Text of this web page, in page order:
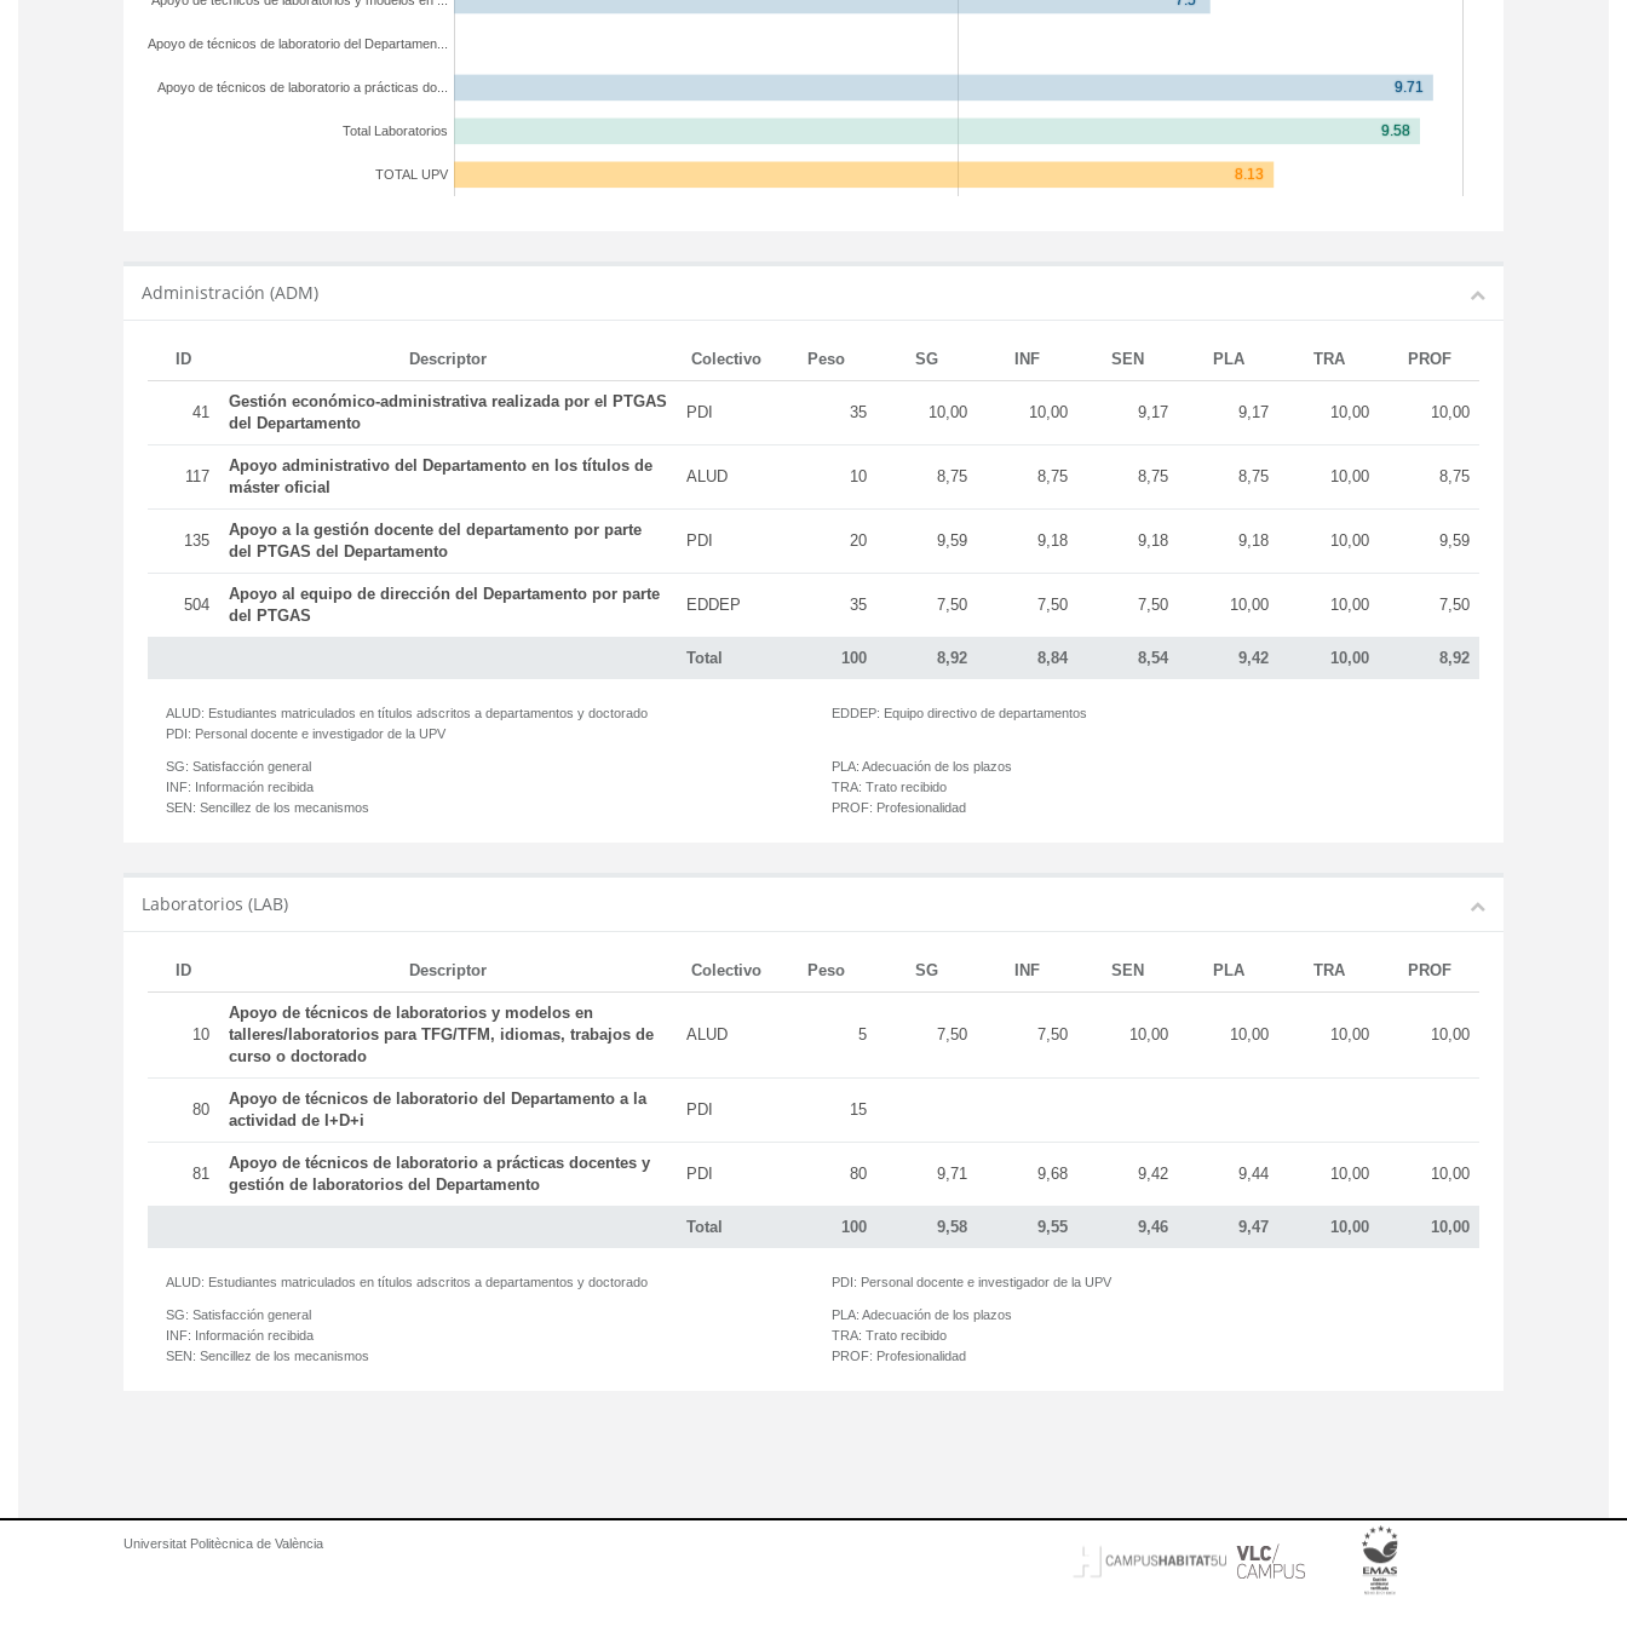
TOTAL UPV
Total Laboratorios
Apoyo de técnicos de laboratorio a prácticas do...
Apoyo de técnicos de laboratorio del Departamen...
Administración (ADM)
ID Descriptor Colectivo Peso SG INF SEN PLA TRA PROF
Total 100 8,92 8,84 8,54 9,42 10,00 8,92
41
Gestión económico-administrativa realizada por el PTGAS
del Departamento
PDI 35 10,00 10,00 9,17 9,17 10,00 10,00
117
Apoyo administrativo del Departamento en los títulos de
máster oficial
ALUD 10 8,75 8,75 8,75 8,75 10,00 8,75
135
Apoyo a la gestión docente del departamento por parte
del PTGAS del Departamento
PDI 20 9,59 9,18 9,18 9,18 10,00 9,59
504
Apoyo al equipo de dirección del Departamento por parte
del PTGAS
EDDEP 35 7,50 7,50 7,50 10,00 10,00 7,50
ALUD: Estudiantes matriculados en títulos adscritos a departamentos y doctorado
PDI: Personal docente e investigador de la UPV
EDDEP: Equipo directivo de departamentos
SG: Satisfacción general
INF: Información recibida
SEN: Sencillez de los mecanismos
PLA: Adecuación de los plazos
TRA: Trato recibido
PROF: Profesionalidad
Laboratorios (LAB)
ID Descriptor Colectivo Peso SG INF SEN PLA TRA PROF
Total 100 9,58 9,55 9,46 9,47 10,00 10,00
10
Apoyo de técnicos de laboratorios y modelos en
talleres/laboratorios para TFG/TFM, idiomas, trabajos de
curso o doctorado
ALUD 5 7,50 7,50 10,00 10,00 10,00 10,00
80
Apoyo de técnicos de laboratorio del Departamento a la
actividad de I+D+i
PDI 15
81
Apoyo de técnicos de laboratorio a prácticas docentes y
gestión de laboratorios del Departamento
PDI 80 9,71 9,68 9,42 9,44 10,00 10,00
ALUD: Estudiantes matriculados en títulos adscritos a departamentos y doctorado PDI: Personal docente e investigador de la UPV
SG: Satisfacción general
INF: Información recibida
SEN: Sencillez de los mecanismos
PLA: Adecuación de los plazos
TRA: Trato recibido
PROF: Profesionalidad
Universitat Politècnica de València